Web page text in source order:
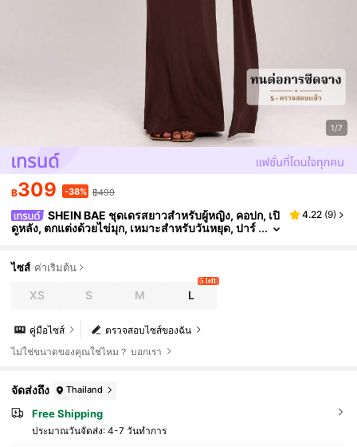
1/7
฿309 -38% ฿499
SHEIN BAE ชุดเดรสยาวสำหรับผู้หญิง, คอปก, เปิ
ดหลัง, ตกแต่งด้วยไข่มุก, เหมาะสำหรับวันหยุด, ปาร์
4.22 (9)
ไซส์ ค่าเริ่มต้น
XS S M L
5 left
ตรวจสอบไซส์ของฉัน
คู่มือไซส์
ไม่ใช่ขนาดของคุณใช่ไหม？ บอกเรา
จัดส่งถึง Thailand
Free Shipping
ประมาณวันจัดส่ง: 4-7 วันทำการ